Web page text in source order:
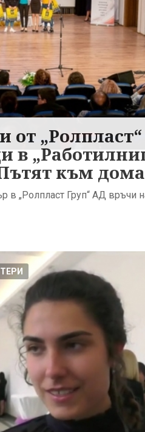
от
в
към
„Ролпласт Груп“ АД връчи